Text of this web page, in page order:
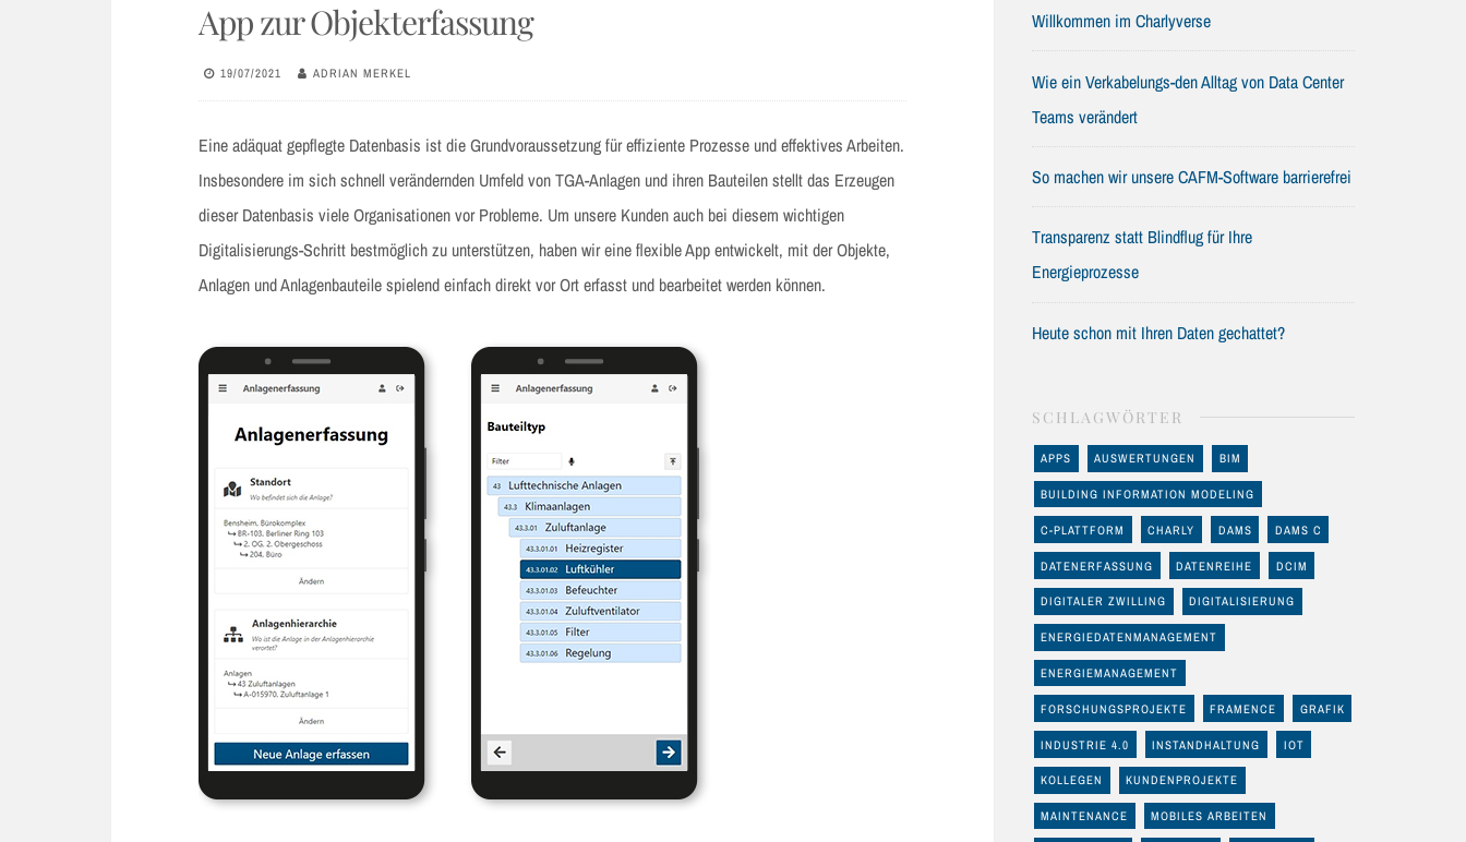
App zur Objekterfassung
19/07/2021 ADRIAN MERKEL
Eine adäquat gepflegte Datenbasis ist die Grundvoraussetzung für effiziente Prozesse und effektives Arbeiten.
Insbesondere im sich schnell verändernden Umfeld von TGA-Anlagen und ihren Bauteilen stellt das Erzeugen
dieser Datenbasis viele Organisationen vor Probleme. Um unsere Kunden auch bei diesem wichtigen
Digitalisierungs-Schritt bestmöglich zu unterstützen, haben wir eine flexible App entwickelt, mit der Objekte,
Anlagen und Anlagenbauteile spielend einfach direkt vor Ort erfasst und bearbeitet werden können.
Willkommen im Charlyverse
Wie ein Verkabelungs-den Alltag von Data Center
Teams verändert
So machen wir unsere CAFM-Software barrierefrei
Transparenz statt Blindflug für Ihre
Energieprozesse
Heute schon mit Ihren Daten gechattet?
SCHLAGWÖRTER
APPS AUSWERTUNGEN BIM
BUILDING INFORMATION MODELING
C-PLATTFORM CHARLY DAMS DAMS C
DATENERFASSUNG DATENREIHE DCIM
DIGITALER ZWILLING DIGITALISIERUNG
ENERGIEDATENMANAGEMENT
ENERGIEMANAGEMENT
FORSCHUNGSPROJEKTE FRAMENCE GRAFIK
INDUSTRIE 4.0 INSTANDHALTUNG IOT
KOLLEGEN KUNDENPROJEKTE
MAINTENANCE MOBILES ARBEITEN